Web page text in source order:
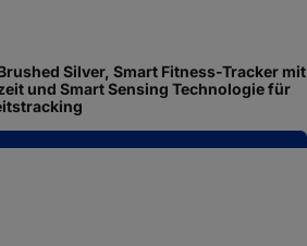
Silver, Smart Fitness-Tracker mit
und Smart Sensing Technologie für